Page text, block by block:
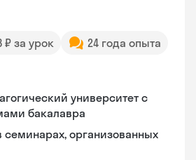
₽ за урок
24 года опыта
университет с
бакалавра
семинарах, организованных